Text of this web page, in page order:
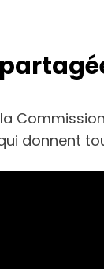
donnent